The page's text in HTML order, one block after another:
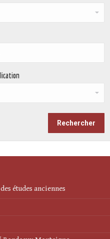
études anciennes